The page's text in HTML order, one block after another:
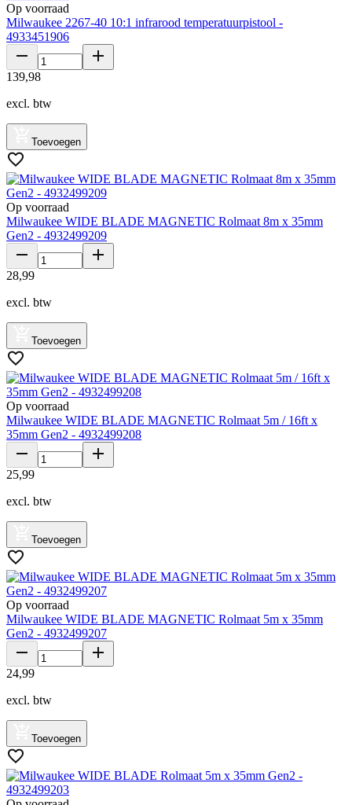
Op voorraad
Milwaukee 2267-40 10:1 infrarood temperatuurpistool -
4933451906
139,98
excl. btw
Toevoegen
Op voorraad
Milwaukee WIDE BLADE MAGNETIC Rolmaat 8m x 35mm
Gen2 - 4932499209
28,99
excl. btw
Toevoegen
Op voorraad
Milwaukee WIDE BLADE MAGNETIC Rolmaat 5m / 16ft x
35mm Gen2 - 4932499208
25,99
excl. btw
Toevoegen
Op voorraad
Milwaukee WIDE BLADE MAGNETIC Rolmaat 5m x 35mm
Gen2 - 4932499207
24,99
excl. btw
Toevoegen